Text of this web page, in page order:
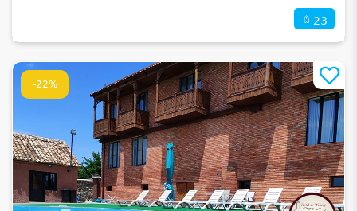
23
-22%